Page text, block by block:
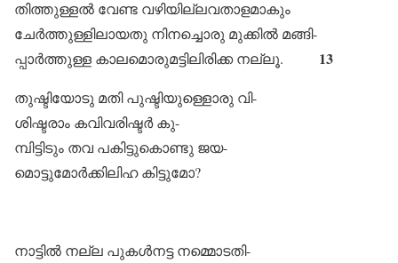
തിത്തുള്ളൽ വേണ്ട വഴിയില്ലവതാളമാകും
ചേർത്തുള്ളിലായതു നിനച്ചൊരു മുക്കിൽ മങ്ങി-
പ്പാർത്തുള്ള കാലമൊരുമട്ടിലിരിക്ക നല്ലൂ.
13
തുഷ്ടിയോടു മതി പുഷ്ടിയുള്ളൊരു വി-
ശിഷ്ടരാം കവിവരിഷ്ടർ കു-
മ്പിട്ടിടും തവ പകിട്ടുകൊണ്ടു ജയ-
മൊട്ടുമോർക്കിലിഹ കിട്ടുമോ?
നാട്ടിൽ നല്ല പുകൾനട്ട നമ്മൊടതി-